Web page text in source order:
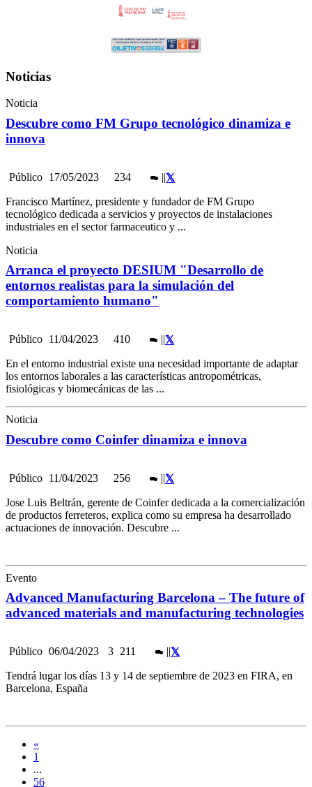
Noticias
Noticia
Descubre como FM Grupo tecnológico dinamiza e
innova
Público 17/05/2023 234 ||
Francisco Martínez, presidente y fundador de FM Grupo
tecnológico dedicada a servicios y proyectos de instalaciones
industriales en el sector farmaceutico y ...
Noticia
Arranca el proyecto DESIUM "Desarrollo de
entornos realistas para la simulación del
comportamiento humano"
Público 11/04/2023 410 ||
En el entorno industrial existe una necesidad importante de adaptar
los entornos laborales a las características antropométricas,
fisiológicas y biomecánicas de las ...
Noticia
Descubre como Coinfer dinamiza e innova
Público 11/04/2023 256 ||
Jose Luis Beltrán, gerente de Coinfer dedicada a la comercialización
de productos ferreteros, explica como su empresa ha desarrollado
actuaciones de innovación. Descubre ...
Evento
Advanced Manufacturing Barcelona – The future of
advanced materials and manufacturing technologies
Público 06/04/2023 3 211 ||
Tendrá lugar los días 13 y 14 de septiembre de 2023 en FIRA, en
Barcelona, España
«
1
...
56